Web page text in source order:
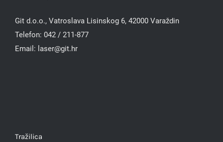
Git d.o.o., Vatroslava Lisinskog 6, 42000 Varaždin
Telefon: 042 / 211-877
Email: laser@git.hr
Tražilica